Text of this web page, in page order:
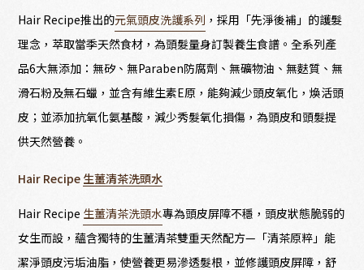
Hair Recipe推出的元氣頭皮洗護系列 ，採用「先淨後補」的護髮
理念，萃取當季天然食材，為頭髮量身訂製養生食譜。全系列產
品6大無添加：無矽、無Paraben防腐劑、無礦物油、無麩質、無
滑石粉及無石蠟，並含有維生素E原，能夠減少頭皮氧化，煥活頭
皮；並添加抗氧化氨基酸，減少秀髮氧化損傷，為頭皮和頭髮提
供天然營養。
Hair Recipe 生薑清茶洗頭水
Hair Recipe 生薑清茶洗頭水專為頭皮屏障不穩，頭皮狀態脆弱的
女生而設，蘊含獨特的生薑清茶雙重天然配方—「清茶原粹」能
潔淨頭皮污垢油脂，使營養更易滲透髮根，並修護頭皮屏障，舒